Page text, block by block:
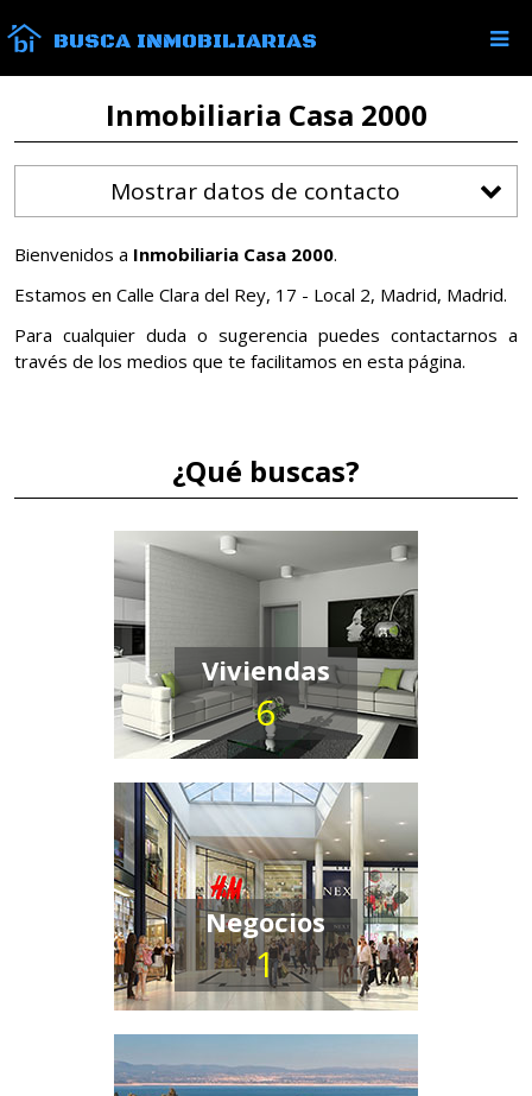
BUSCA INMOBILIARIAS
Inmobiliaria Casa 2000
Mostrar datos de contacto
Bienvenidos a Inmobiliaria Casa 2000.
Estamos en Calle Clara del Rey, 17 - Local 2, Madrid, Madrid.
Para cualquier duda o sugerencia puedes contactarnos a
través de los medios que te facilitamos en esta página.
¿Qué buscas?
Viviendas
6
Negocios
1